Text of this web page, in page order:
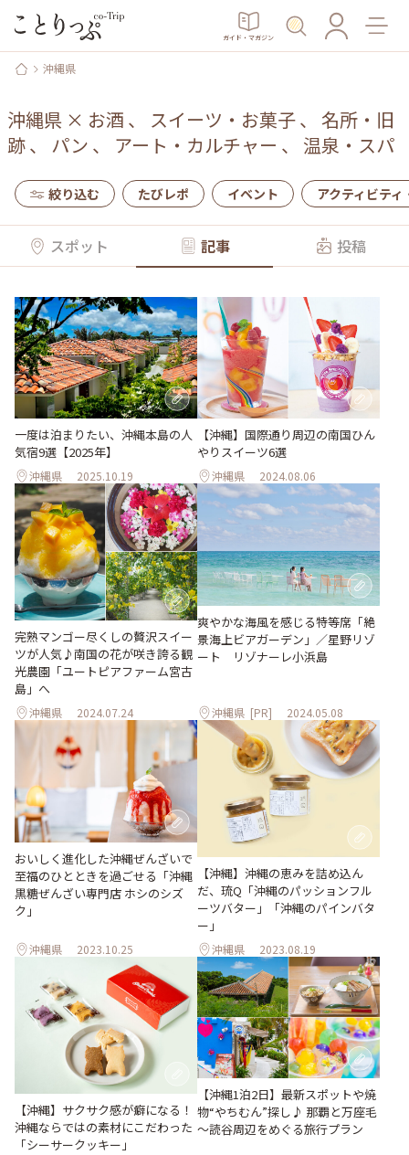
ガイド・マガジン
沖縄県
沖縄県 × お酒 、 スイーツ・お菓子、 名所・旧
跡、 パン 、 アート・カルチャー 、 温泉・スパ
絞り込む たびレポ イベント アクティビティ
スポット 記事 投稿
一度は泊まりたい、沖縄本島の人
気宿9選【2025年】
沖縄県 2025.10.19
【沖縄】国際通り周辺の南国ひん
やりスイーツ6選
沖縄県 2024.08.06
完熟マンゴー尽くしの贅沢スイー
ツが人気♪南国の花が咲き誇る観
光農園「ユートピアファーム宮古
島」へ
沖縄県 2024.07.24
爽やかな海⾵を感じる特等席「絶
景海上ビアガーデン」／星野リゾ
ート リゾナーレ⼩浜島
沖縄県 [PR] 2024.05.08
おいしく進化した沖縄ぜんざいで
至福のひとときを過ごせる「沖縄
黒糖ぜんざい専門店 ホシのシズ
ク」
沖縄県 2023.10.25
【沖縄】沖縄の恵みを詰め込ん
だ、琉Q「沖縄のパッションフル
ーツバター」「沖縄のパインバタ
ー」
沖縄県 2023.08.19
【沖縄】サクサク感が癖になる！
沖縄ならではの素材にこだわった
「シーサークッキー」
【沖縄1泊2日】最新スポットや焼
物“やちむん”探し♪ 那覇と万座毛
～読谷周辺をめぐる旅行プラン